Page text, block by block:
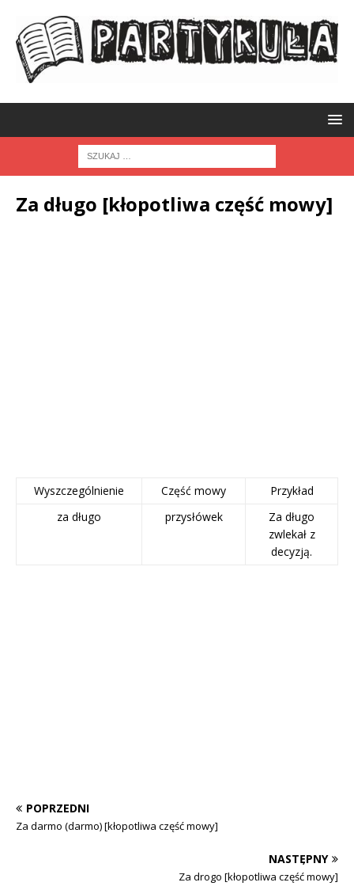
Za długo [kłopotliwa część mowy]
Wyszczególnienie Część mowy
Przykład
za długo
przysłówek
Za długo
zwlekał z
decyzją.
POPRZEDNI
Za darmo (darmo) [kłopotliwa część mowy]
NASTĘPNY
Za drogo [kłopotliwa część mowy]